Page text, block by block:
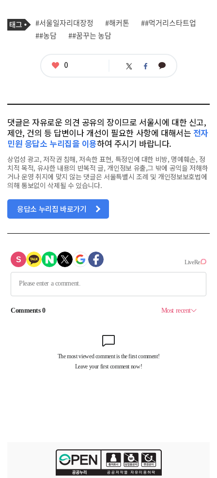
기
사
관
련
태
그
#서울일자리대장정 #해커톤
##먹거리스타트업
##농담
##꿈꾸는 농담
좋
0 트 페 카
댓글은 자유로운 의견 공유의 장이므로 서울시에 대한 신고,
제안, 건의 등 답변이나 개선이 필요한 사항에 대해서는 전자
민원 응답소 누리집을 이용하여 주시기 바랍니다.
상업성 광고, 저작권 침해, 저속한 표현, 특정인에 대한 비방, 명예훼손, 정
치적 목적, 유사한 내용의 반복적 글, 개인정보 유출,그 밖에 공익을 저해하
거나 운영 취지에 맞지 않는 댓글은 서울특별시 조례 및 개인정보보호법에
의해 통보없이 삭제될 수 있습니다.
응답소 누리집 바로가기